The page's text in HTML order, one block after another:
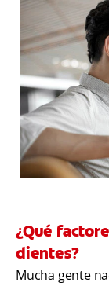
¿Qué
dientes?
Mucha gente